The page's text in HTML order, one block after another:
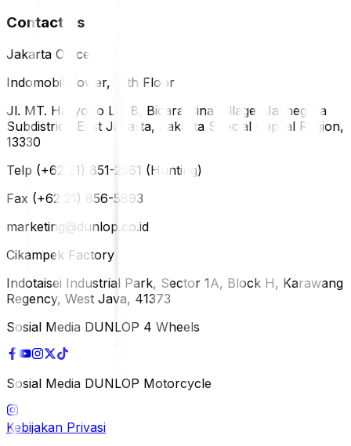
Contact Us
Jakarta Office
Indomobil Tower, 12th Floor
Jl. MT. Haryono Lot 8, Bidara Cina Village, Jatinegara
Subdistrict, East Jakarta, Jakarta Special Capital Region,
13330
Telp (+62 21) 851-2561 (Hunting)
Fax (+62 21) 856-5893
marketing@dunlop.co.id
Cikampek Factory
Indotaisei Industrial Park, Sector 1A, Block H, Karawang
Regency, West Java, 41373
Sosial Media DUNLOP 4 Wheels
Sosial Media DUNLOP Motorcycle
Kebijakan Privasi